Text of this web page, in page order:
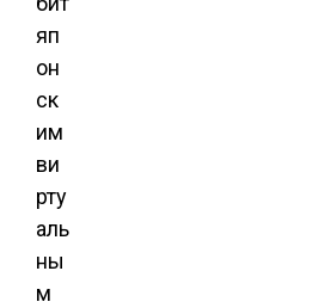
яп
он
ск
им
ви
рту
аль
ны
м